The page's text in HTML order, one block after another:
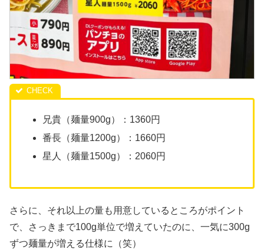
兄貴（麺量900g）：1360円
番長（麺量1200g）：1660円
星人（麺量1500g）：2060円
さらに、それ以上の量も用意しているところがポイント
で、さっきまで100g単位で増えていたのに、一気に300g
ずつ麺量が増える仕様に（笑）